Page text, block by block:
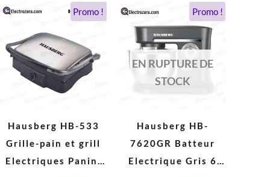
Promo !
Hausberg HB-533
Grille-pain et grill
Electriques Panini
prix
initial
était :
962 DH.
Le
prix
est :
448 DH.
Promo !
EN RUPTURE DE
STOCK
Hausberg HB-
7620GR Batteur
Electrique Gris 6
prix
initial
était :
1.038 DH.
Le
prix
actuel
est :
694 DH.